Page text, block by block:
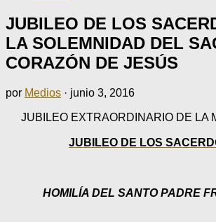
JUBILEO DE LOS
LA SOLEMNIDAD DEL
CORAZÓN DE JESÚS
por Medios · junio 3, 2016
JUBILEO EXTRAORDINARIO DE LA
JUBILEO DE LOS
HOMILÍA DEL SANTO PADRE